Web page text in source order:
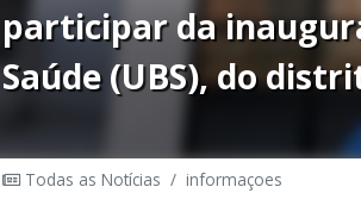
participar da
Saúde (UBS), do
Todas as Notícias / informaçoes